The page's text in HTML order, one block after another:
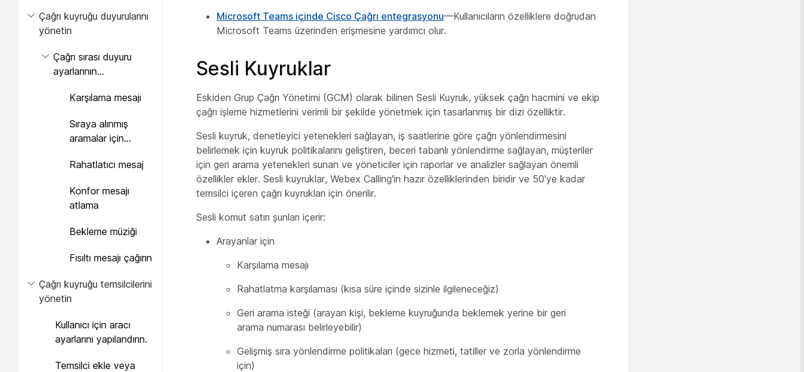
Çağrı kuyruğu duyurularını
yönetin
Çağrı sırası duyuru
ayarlarının
Karşılama mesajı
Sıraya alınmış
aramalar için
süresi mesajı
Rahatlatıcı mesaj
Konfor mesajı
atlama
Bekleme müziği
Fısıltı mesajı çağırın
Çağrı kuyruğu temsilcilerini
yönetin
Kullanıcı için aracı
ayarlarını yapılandırın.
Temsilci ekle veya
Microsoft Teams içinde Cisco Çağrı entegrasyonu—Kullanıcıların özelliklere doğrudan
Microsoft Teams üzerinden erişmesine yardımcı olur.
Sesli Kuyruklar
Eskiden Grup Çağrı Yönetimi (GCM) olarak bilinen Sesli Kuyruk, yüksek çağrı hacmini ve ekip
çağrı işleme hizmetlerini verimli bir şekilde yönetmek için tasarlanmış bir dizi özelliktir.
Sesli kuyruk, denetleyici yetenekleri sağlayan, iş saatlerine göre çağrı yönlendirmesini
belirlemek için kuyruk politikalarını geliştiren, beceri tabanlı yönlendirme sağlayan, müşteriler
için geri arama yetenekleri sunan ve yöneticiler için raporlar ve analizler sağlayan önemli
özellikler ekler. Sesli kuyruklar, Webex Calling'in hazır özelliklerinden biridir ve 50'ye kadar
temsilci içeren çağrı kuyrukları için önerilir.
Sesli komut satırı şunları içerir:
Arayanlar için
Karşılama mesajı
Rahatlatma karşılaması (kısa süre içinde sizinle ilgileneceğiz)
Geri arama isteği (arayan kişi, bekleme kuyruğunda beklemek yerine bir geri
arama numarası belirleyebilir)
Gelişmiş sıra yönlendirme politikaları (gece hizmeti, tatiller ve zorla yönlendirme
için)